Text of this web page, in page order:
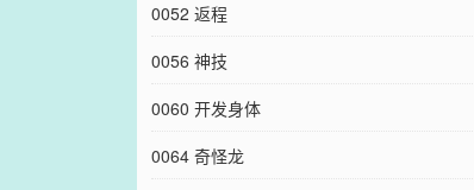
0052 返程
0056 神技
0060 开发身体
0064 奇怪龙